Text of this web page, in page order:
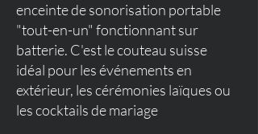
enceinte de sonorisation portable
"tout-en-un" fonctionnant sur
batterie. C'est le couteau suisse
idéal pour les événements en
extérieur, les cérémonies laïques ou
les cocktails de mariage